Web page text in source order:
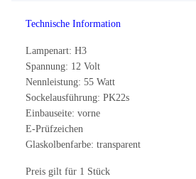
Technische Information
Lampenart: H3
Spannung: 12 Volt
Nennleistung: 55 Watt
Sockelausführung: PK22s
Einbauseite: vorne
E-Prüfzeichen
Glaskolbenfarbe: transparent
Preis gilt für 1 Stück